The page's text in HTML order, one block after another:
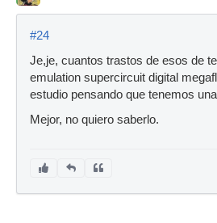
#24
Je,je, cuantos trastos de esos de
emulation supercircuit digital
estudio pensando que tenemos
Mejor, no quiero saberlo.